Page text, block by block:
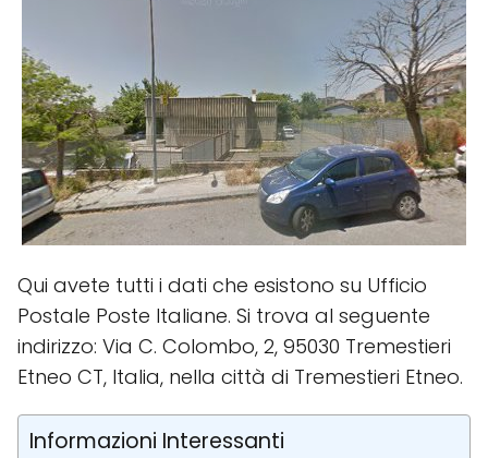
Qui avete tutti i dati che esistono su Ufficio
Postale Poste Italiane. Si trova al seguente
indirizzo: Via C. Colombo, 2, 95030 Tremestieri
Etneo CT, Italia, nella città di Tremestieri Etneo.
Informazioni Interessanti